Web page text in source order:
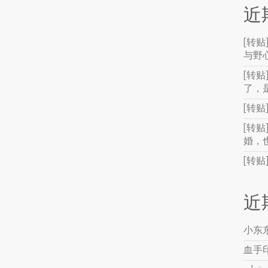
近
[转
与野
[转
了，
[转
[转
婚，
[转
近
小东
血手